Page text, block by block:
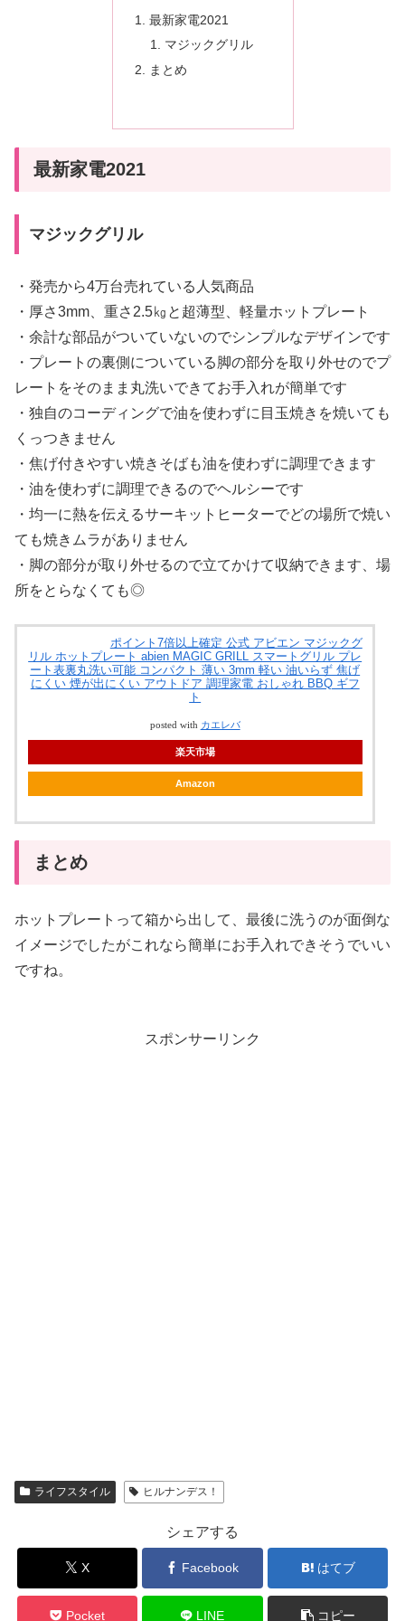
最新家電2021
マジックグリル
まとめ
最新家電2021
マジックグリル
・発売から4万台売れている人気商品
・厚さ3mm、重さ2.5㎏と超薄型、軽量ホットプレート
・余計な部品がついていないのでシンプルなデザインです
・プレートの裏側についている脚の部分を取り外せのでプ
レートをそのまま丸洗いできてお手入れが簡単です
・独自のコーディングで油を使わずに目玉焼きを焼いても
くっつきません
・焦げ付きやすい焼きそばも油を使わずに調理できます
・油を使わずに調理できるのでヘルシーです
・均一に熱を伝えるサーキットヒーターでどの場所で焼い
ても焼きムラがありません
・脚の部分が取り外せるので立てかけて収納できます、場
所をとらなくても◎
ポイント7倍以上確定 公式 アビエン マジックグ
リル ホットプレート abien MAGIC GRILL スマートグリル プレ
ート表裏丸洗い可能 コンパクト 薄い 3mm 軽い 油いらず 焦げ
にくい 煙が出にくい アウトドア 調理家電 おしゃれ BBQ ギフ
ト
posted with カエレバ
楽天市場
Amazon
まとめ
ホットプレートって箱から出して、最後に洗うのが面倒な
イメージでしたがこれなら簡単にお手入れできそうでいい
ですね。
スポンサーリンク
ライフスタイル ヒルナンデス！
シェアする
X Facebook はてブ
Pocket LINE コピー